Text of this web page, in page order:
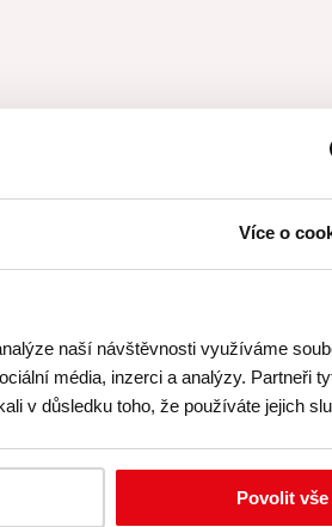
Více o
naší návštěvnosti využíváme
média, inzerci a analýzy. Partneři
v důsledku toho, že používáte jejich
Povolit vše
proběhlo v klidu, žádný stres,